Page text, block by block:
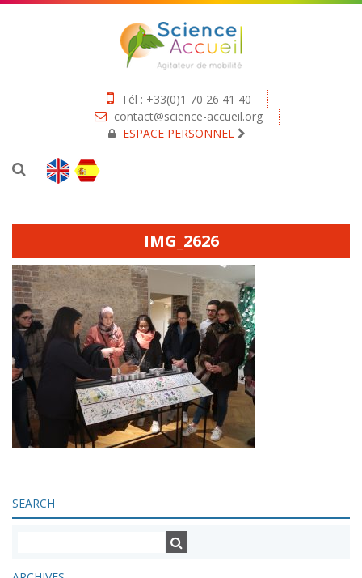
Tél : +33(0)1 70 26 41 40
contact@science-accueil.org
ESPACE PERSONNEL
IMG_2626
SEARCH